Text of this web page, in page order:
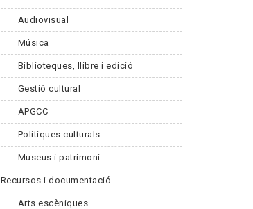
Audiovisual
Música
Biblioteques, llibre i edició
Gestió cultural
APGCC
Polítiques culturals
Museus i patrimoni
Recursos i documentació
Arts escèniques